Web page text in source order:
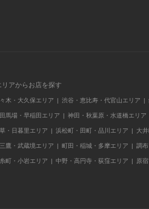
リアからお店を探す
木・大久保エリア 渋谷・恵比寿・代官山エリア
馬場・早稲田エリア 神田・秋葉原・水道橋エリア
・日暮里エリア 浜松町・田町・品川エリア 大
鷹・武蔵境エリア 町田・稲城・多摩エリア 調
町・小岩エリア 中野・高円寺・荻窪エリア 原